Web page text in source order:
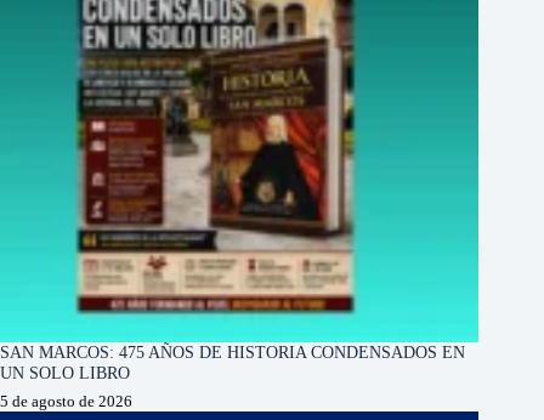
SAN MARCOS: 475 AÑOS DE HISTORIA CONDENSADOS EN
UN SOLO LIBRO
5 de agosto de 2026